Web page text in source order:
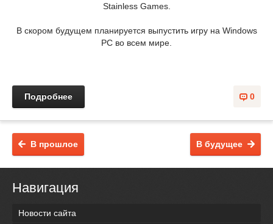
Stainless Games.
В скором будущем планируется выпустить игру на Windows
PC во всем мире.
0
Подробнее
В будущее
В прошлое
Навигация
Новости сайта